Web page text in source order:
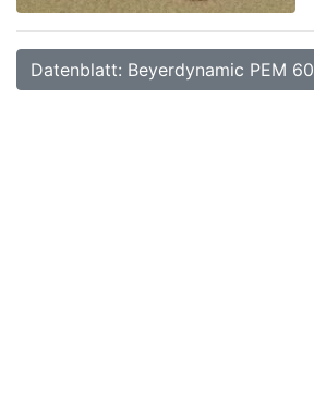
Datenblatt: Beyerdynamic PEM 60